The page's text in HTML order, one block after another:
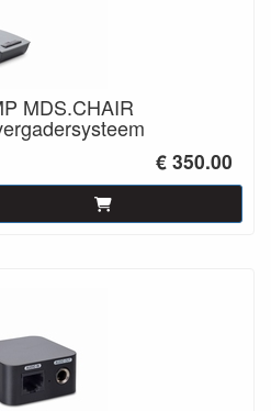
MDS.CHAIR
€ 350.00